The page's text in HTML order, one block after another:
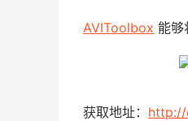
AVIToolbox 能够
获取地址：